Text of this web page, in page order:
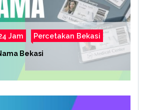
Jam Percetakan Bekasi
Bekasi